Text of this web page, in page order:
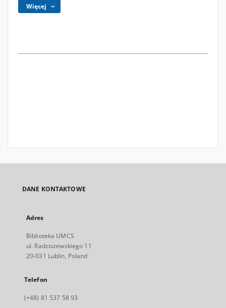
Więcej
DANE KONTAKTOWE
Adres
Biblioteka UMCS
ul. Radziszewskiego 11
20-031 Lublin, Poland
Telefon
(+48) 81 537 58 93